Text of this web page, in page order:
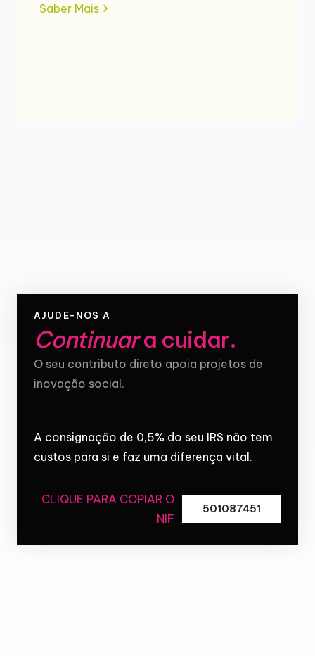
Saber Mais
AJUDE-NOS A
Continuara cuidar.
O seu contributo direto apoia projetos de
inovação social.
A consignação de 0,5% do seu IRS não tem
custos para si e faz uma diferença vital.
CLIQUE PARA COPIAR O
NIF
501087451